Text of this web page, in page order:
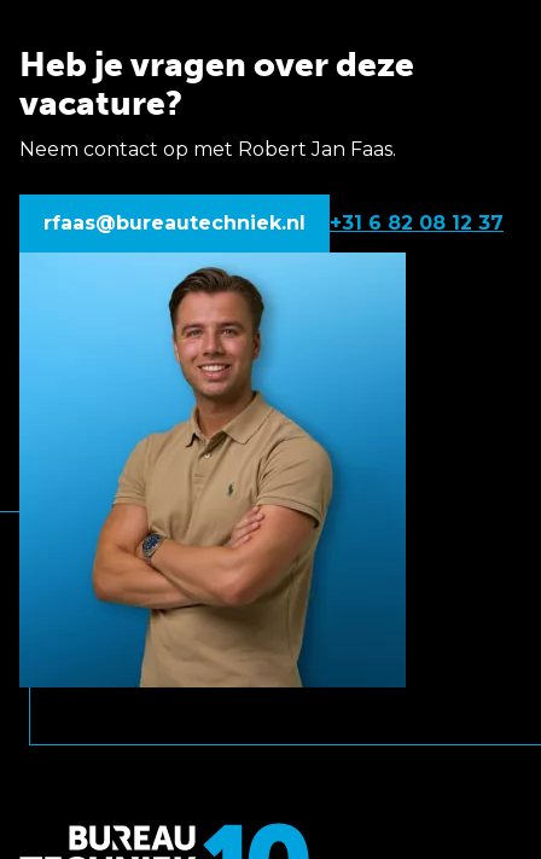
Heb je vragen over deze
vacature?
Neem contact op met Robert Jan Faas.
rfaas@bureautechniek.nl +31 6 82 08 12 37